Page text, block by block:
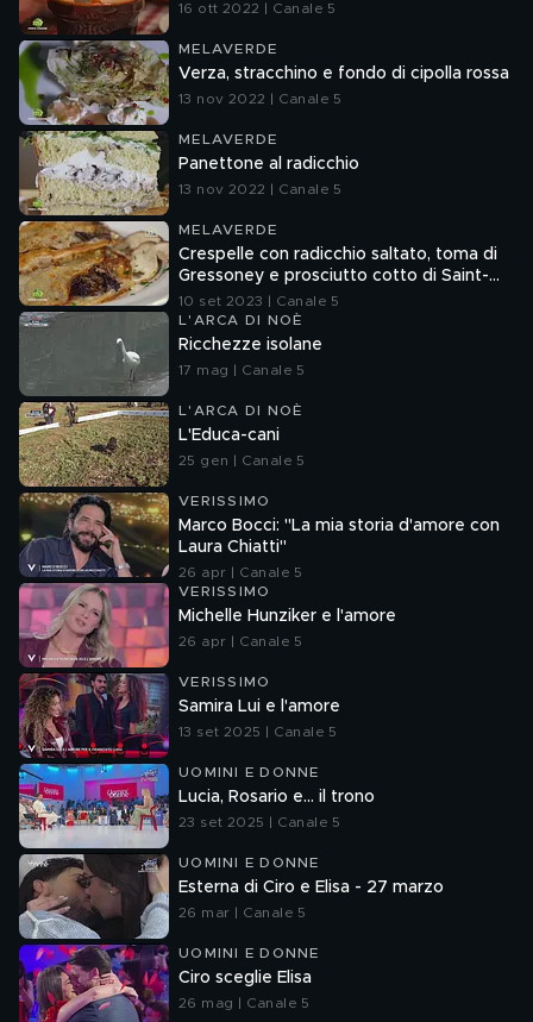
16 ott 2022 | Canale 5
MELAVERDE
Verza, stracchino e fondo di cipolla rossa
13 nov 2022 | Canale 5
MELAVERDE
Panettone al radicchio
13 nov 2022 | Canale 5
MELAVERDE
Crespelle con radicchio saltato, toma di
Gressoney e prosciutto cotto di Saint-
Oyen
10 set 2023 | Canale 5
L'ARCA DI NOÈ
Ricchezze isolane
17 mag | Canale 5
L'ARCA DI NOÈ
L'Educa-cani
25 gen | Canale 5
VERISSIMO
Marco Bocci: "La mia storia d'amore con
Laura Chiatti"
26 apr | Canale 5
VERISSIMO
Michelle Hunziker e l'amore
26 apr | Canale 5
VERISSIMO
Samira Lui e l'amore
13 set 2025 | Canale 5
UOMINI E DONNE
Lucia, Rosario e... il trono
23 set 2025 | Canale 5
UOMINI E DONNE
Esterna di Ciro e Elisa - 27 marzo
26 mar | Canale 5
UOMINI E DONNE
Ciro sceglie Elisa
26 mag | Canale 5